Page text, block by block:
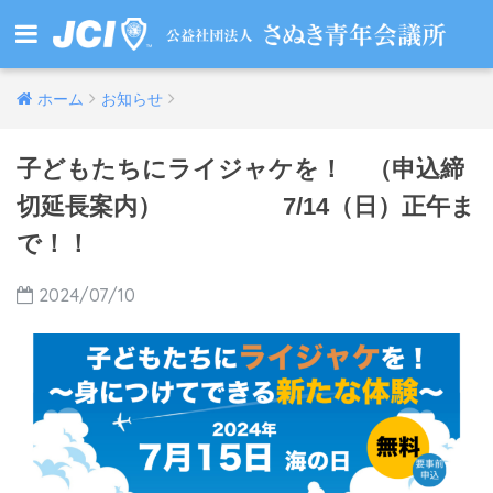
ホーム お知らせ
子どもたちにライジャケを！ （申込締
切延長案内） 7/14（日）正午ま
で！！
2024/07/10